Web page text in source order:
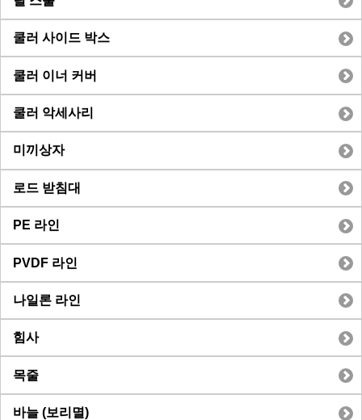
쿨러 사이드 박스
쿨러 이너 커버
쿨러 악세사리
미끼상자
로드 받침대
PE 라인
PVDF 라인
나일론 라인
힘사
목줄
바늘 (보리멸)